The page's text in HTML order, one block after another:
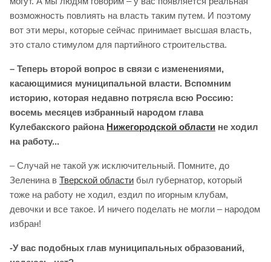
возможность повлиять на власть таким путем. И поэтому
вот эти меры, которые сейчас принимает высшая власть,
это стало стимулом для партийного строительства.
– Теперь второй вопрос в связи с изменениями,
касающимися муниципальной власти. Вспомним
историю, которая недавно потрясла всю Россию:
восемь месяцев избранный народом глава
Кулебакского района Нижегородской области не ходил
на работу...
– Случай не такой уж исключительный. Помните, до
Зеленина в Тверской области был губернатор, который
тоже на работу не ходил, ездил по игорным клубам,
девочки и все такое. И ничего поделать не могли – народом
избран!
-У вас подобных глав муниципальных образований,